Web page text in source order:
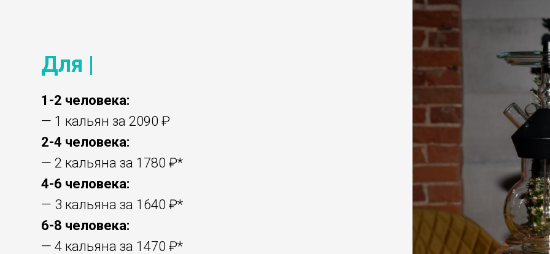
Для |
1-2 человека:
— 1 кальян за 2090 ₽
2-4 человека:
— 2 кальяна за 1780 ₽*
4-6 человека:
— 3 кальяна за 1640 ₽*
6-8 человека:
— 4 кальяна за 1470 ₽*